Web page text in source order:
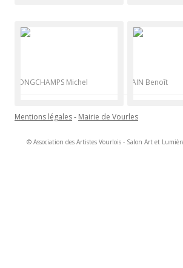
LONGCHAMPS Michel PAIN Benoît
Mentions légales- Mairie de Vourles
© Association des Artistes Vourlois - Salon Art et